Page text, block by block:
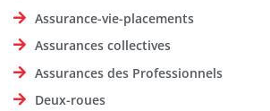
Assurance-vie-placements
Assurances collectives
Assurances des Professionnels
Deux-roues